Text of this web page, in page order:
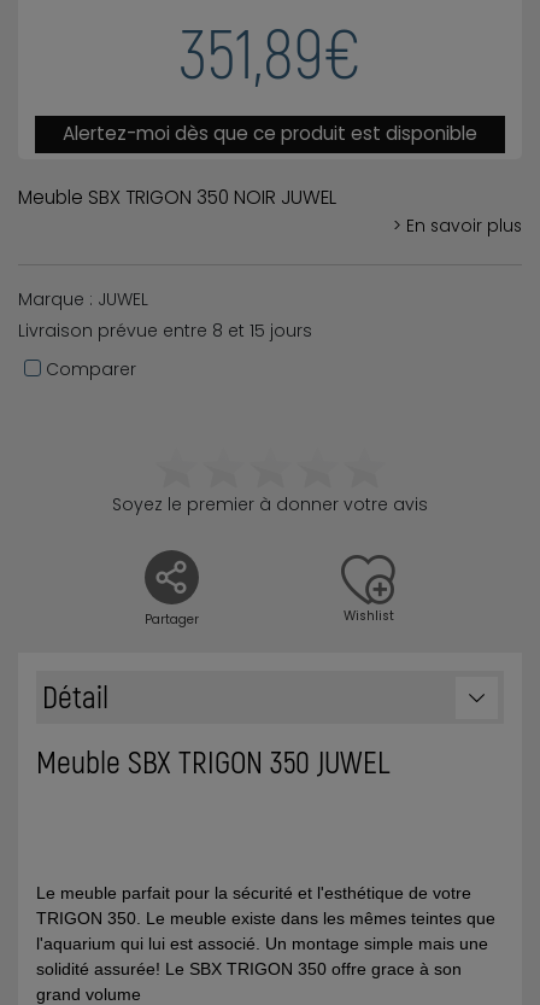
351,89€
Alertez-moi dès que ce produit est disponible
Meuble SBX TRIGON 350 NOIR JUWEL
> En savoir plus
Marque : JUWEL
Livraison prévue entre 8 et 15 jours
Comparer
Partager
Soyez le premier à donner votre avis
Wishlist
Détail
Meuble SBX TRIGON 350 JUWEL
Le meuble parfait pour la sécurité et l'esthétique de votre
TRIGON 350. Le meuble existe dans les mêmes teintes que
l'aquarium qui lui est associé. Un montage simple mais une
solidité assurée! Le SBX TRIGON 350 offre grace à son
grand volume